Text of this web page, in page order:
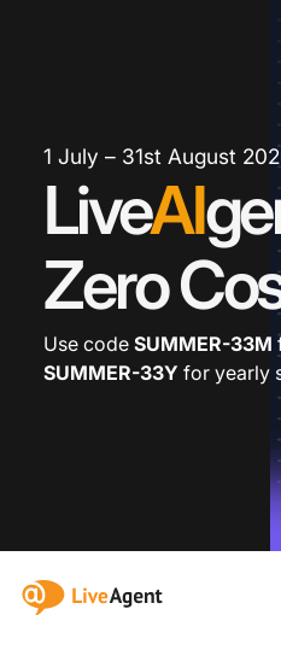
1 July – 31st August
LiveAI
Zero
Use code SUMMER-33M
SUMMER-33Y for yearly
:site.title